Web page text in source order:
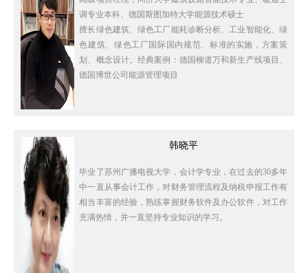
调专业本科、德国斯图加特大学能源技术硕士
擅长绿色建筑、绿色工厂能耗诊断分析、工业智能化、绿
色建筑、绿色工厂国际国内规范、标准的实施，方案策
划、概念设计。经典案例：德国柳道万和新生产线项目、
德国博世公司能源管理项目
韩晓平
毕业了苏州广播电视大学，会计学专业，在过去的30多年
中一直从事会计工作，对财务管理流程及纳税申报工作有
相当丰富的经验，熟练掌握财务软件及办公软件，对工作
充满热情，并一直坚持专业知识的学习。